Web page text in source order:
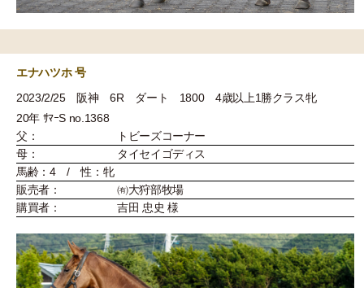
エナハツホ 号
2023/2/25 阪神 6R ダート 1800 4歳以上1勝クラス牝
20年 ｻﾏｰS no.1368
父：
トビーズコーナー
母：
タイセイゴディス
馬齢：4 / 性：牝
販売者：
㈲大狩部牧場
購買者：
吉田 忠史 様